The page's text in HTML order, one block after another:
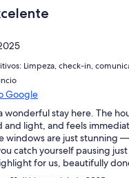
Limpeza, check-in,
Google
wonderful stay here. The
and light, and feels
windows are just stunning
catch yourself pausing
for us, beautifully
day. The location couldn’t